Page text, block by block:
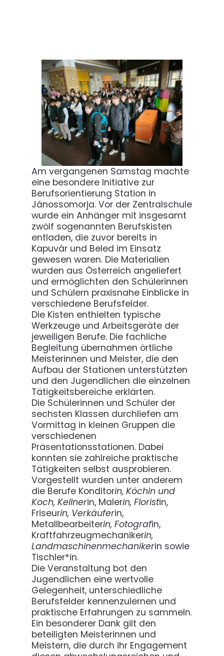
Am vergangenen Samstag machte
eine besondere Initiative zur
Berufsorientierung Station in
Jánossomorja. Vor der Zentralschule
wurde ein Anhänger mit insgesamt
zwölf sogenannten Berufskisten
entladen, die zuvor bereits in
Kapuvár und Beled im Einsatz
gewesen waren. Die Materialien
wurden aus Österreich angeliefert
und ermöglichten den Schülerinnen
und Schülern praxisnahe Einblicke in
verschiedene Berufsfelder.
Die Kisten enthielten typische
Werkzeuge und Arbeitsgeräte der
jeweiligen Berufe. Die fachliche
Begleitung übernahmen örtliche
Meisterinnen und Meister, die den
Aufbau der Stationen unterstützten
und den Jugendlichen die einzelnen
Tätigkeitsbereiche erklärten.
Die Schülerinnen und Schüler der
sechsten Klassen durchliefen am
Vormittag in kleinen Gruppen die
verschiedenen
Präsentationsstationen. Dabei
konnten sie zahlreiche praktische
Tätigkeiten selbst ausprobieren.
Vorgestellt wurden unter anderem
die Berufe Konditorin, Köchin und
Koch, Kellnerin, Malerin, Floristin,
Friseurin, Verkäuferin,
Metallbearbeiterin, Fotografin,
Kraftfahrzeugmechanikerin,
Landmaschinenmechanikerin sowie
Tischler*in.
Die Veranstaltung bot den
Jugendlichen eine wertvolle
Gelegenheit, unterschiedliche
Berufsfelder kennenzulernen und
praktische Erfahrungen zu sammeln.
Ein besonderer Dank gilt den
beteiligten Meisterinnen und
Meistern, die durch ihr Engagement